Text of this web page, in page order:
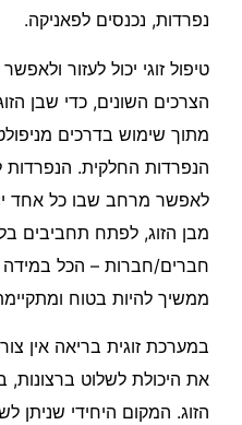
נפרדות, נכנסים לפאניקה.
טיפול זוגי יכול לעזור
הצרכים השונים, כדי שבן
מתוך שימוש בדרכים
הנפרדות החלקית.
לאפשר מרחב שבו כל אחד
מבן הזוג, לפתח תחביבים
חברים/חברות – הכל
ממשיך להיות בטוח
במערכת זוגית בריאה אין
את היכולת לשלוט ברצונות,
הזוג. המקום היחידי שניתן